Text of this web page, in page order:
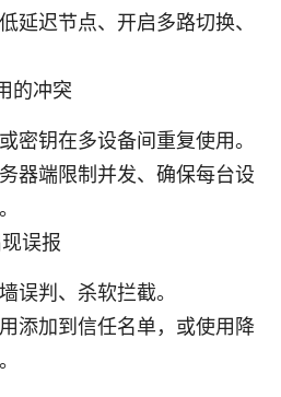
延迟节点、开启多路切换、
的冲突
密钥在多设备间重复使用。
器端限制并发、确保每台设
误报
误判、杀软拦截。
添加到信任名单，或使用降